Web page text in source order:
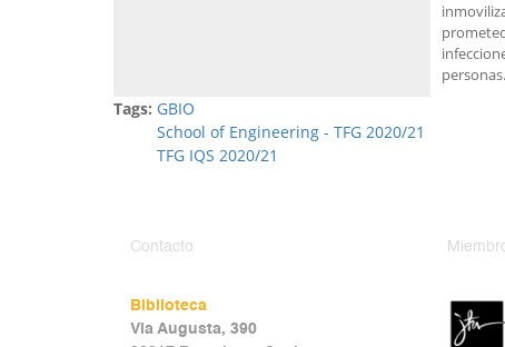
personas.
Tags: GBIO
School of Engineering - TFG 2020/21
TFG IQS 2020/21
Contacto
Biblioteca
Via Augusta, 390